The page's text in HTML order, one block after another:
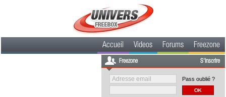
Accueil Videos Forums Freezone
Freezone S'inscrire
Pass oublié ?